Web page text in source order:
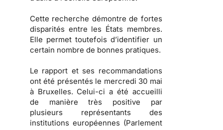
Cette recherche démontre de fortes
disparités entre les États membres.
Elle permet toutefois d’identifier un
certain nombre de bonnes pratiques.
Le rapport et ses recommandations
ont été présentés le mercredi 30 mai
à Bruxelles. Celui-ci a été accueilli
de manière très positive par
plusieurs représentants des
institutions européennes (Parlement